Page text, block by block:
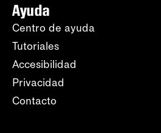
Ayuda
Centro de ayuda
Tutoriales
Accesibilidad
Privacidad
Contacto